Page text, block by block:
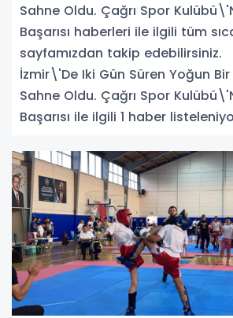
Sahne Oldu. Çağrı Spor
Başarısı haberleri ile ilgili tüm
sayfamızdan takip edebilirsiniz.
İzmir\'De Iki Gün Süren Yoğun
Sahne Oldu. Çağrı Spor
Başarısı ile ilgili 1 haber